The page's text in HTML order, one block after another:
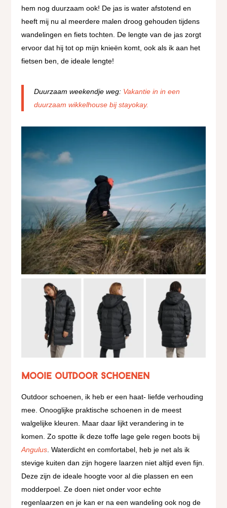
hem nog duurzaam ook! De jas is water afstotend en
heeft mij nu al meerdere malen droog gehouden tijdens
wandelingen en fiets tochten. De lengte van de jas zorgt
ervoor dat hij tot op mijn knieën komt, ook als ik aan het
fietsen ben, de ideale lengte!
Duurzaam weekendje weg: Vakantie in in een
duurzaam wikkelhouse bij stayokay.
Mooie outdoor schoenen
Outdoor schoenen, ik heb er een haat- liefde verhouding
mee. Onooglijke praktische schoenen in de meest
walgelijke kleuren. Maar daar lijkt verandering in te
komen. Zo spotte ik deze toffe lage gele regen boots bij
Angulus . Waterdicht en comfortabel, heb je net als ik
stevige kuiten dan zijn hogere laarzen niet altijd even fijn.
Deze zijn de ideale hoogte voor al die plassen en een
modderpoel. Ze doen niet onder voor echte
regenlaarzen en je kan er na een wandeling ook nog de